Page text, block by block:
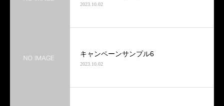
2023.10.02
キャンペーンサンプル6
2023.10.02